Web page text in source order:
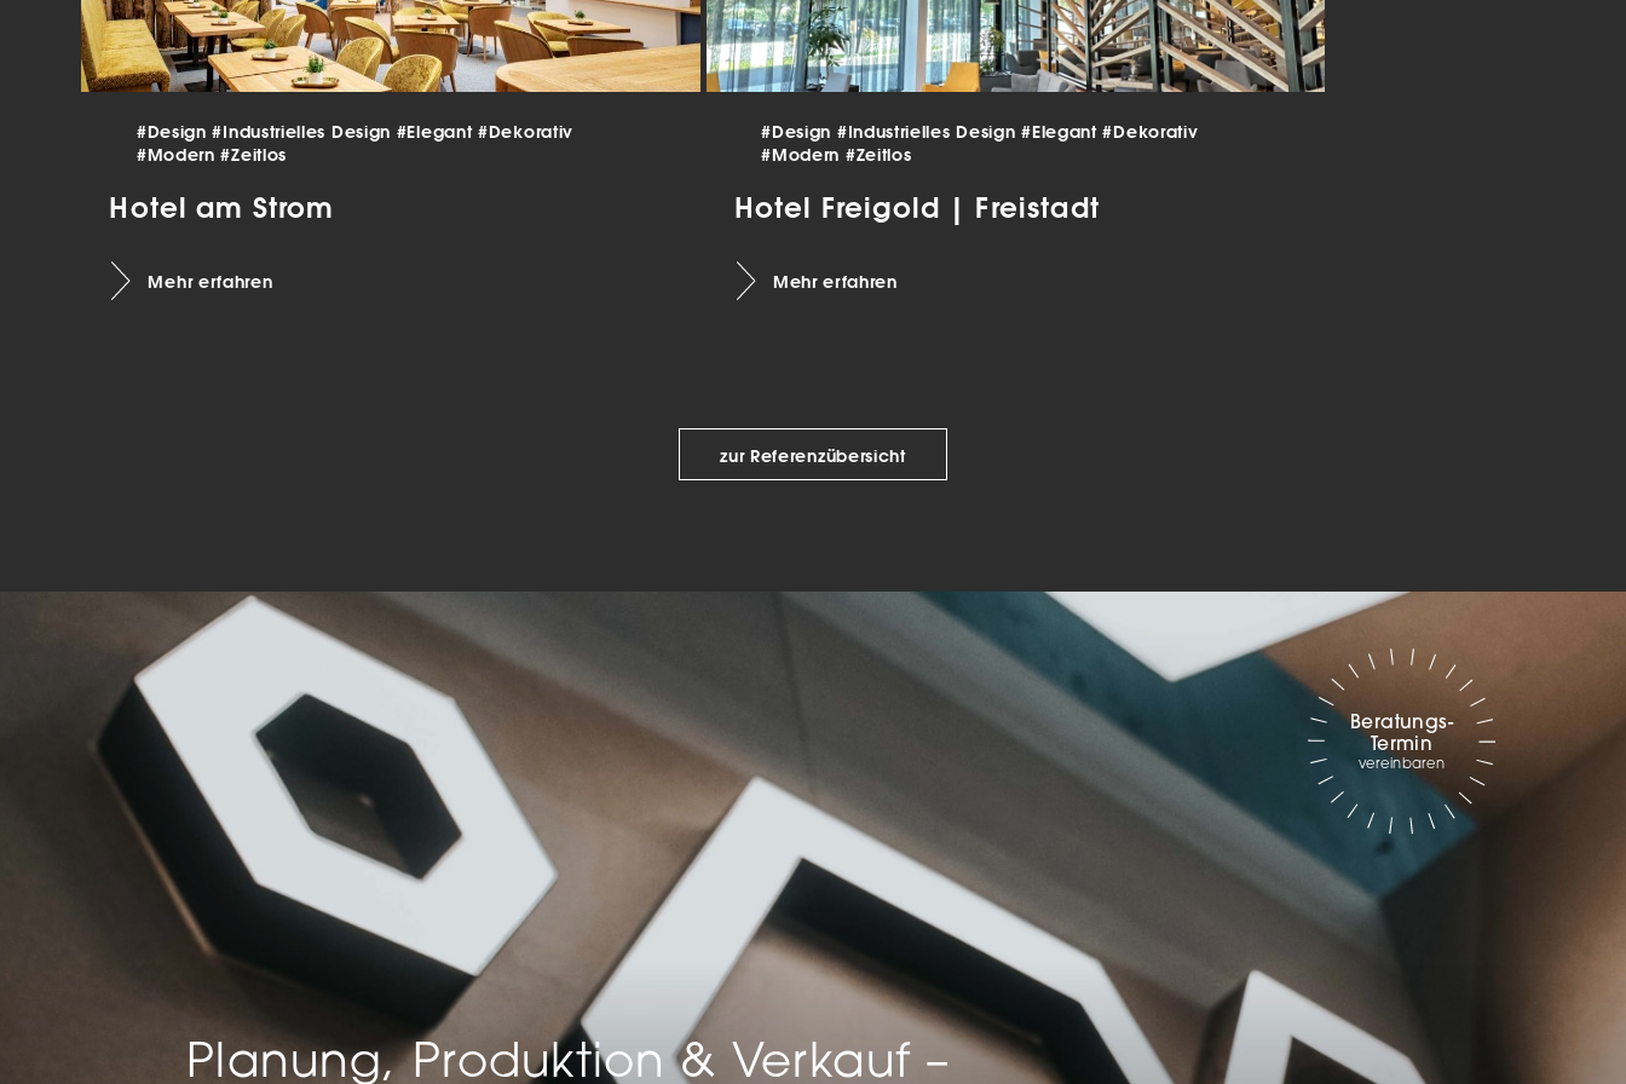
#Design#Industrielles Design #Elegant#Dekorativ
#Modern#Zeitlos
Hotel am Strom
Mehr erfahren
#Design #Industrielles Design#Elegant#Dekorativ
#Modern #Zeitlos
Hotel Freigold | Freistadt
Mehr erfahren
zur Referenzübersicht
Planung, Produktion & Verkauf –
Beratungs-
Termin
vereinbaren
verarbeitet werden (z. B. IP-Adressen), z. B. für personalisierte Anzeigen und
Inhalte oder Anzeigen- und Inhaltsmessung. Weitere Informationen über
die Verwendung Ihrer Daten finden Sie in unserer
Datenschutzerklärung.
Hier finden Sie eine Übersicht über alle verwendeten Cookies. Sie können
Ihre Einwilligung zu ganzen Kategorien geben oder sich weitere
Zurück
Marketing-Cookies werden von Drittanbietern oder Publishern verwendet, um
personalisierte Werbung anzuzeigen. Sie tun dies, indem sie Besucher über Websites
Impressum